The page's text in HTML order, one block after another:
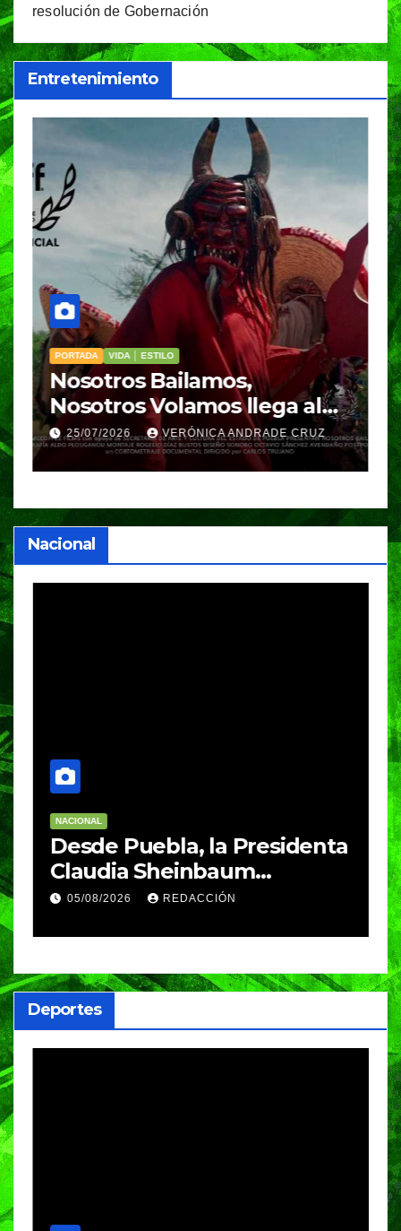
resolución de Gobernación
Entretenimiento
PORTADA VIDA │ ESTILO
Nosotros Bailamos,
Nosotros Volamos llega al
GIFF
25/07/2026 VERÓNICA ANDRADE CRUZ
Nacional
NACIONAL
Desde Puebla, la Presidenta
Claudia Sheinbaum
arrancará la Jornada
05/08/2026 REDACCIÓN
Deportes